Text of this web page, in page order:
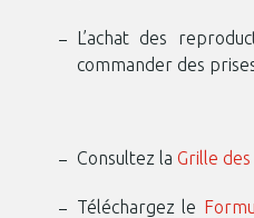
L’achat des
commander des
Consultez la Grille
Téléchargez le